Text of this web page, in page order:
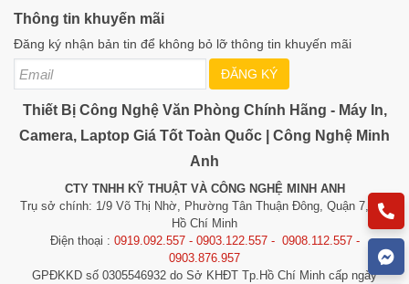
Pin
5200mAh (120
ngày)
Không có pin Không có pin
Lưu trữ
microSD
(256GB), Cloud
Thẻ nhớ
microSD
(128GB), Cloud
microSD
(128GB), Cloud
Kết nối
Wi-Fi Wi-Fi
Wi-Fi
IP67
Lý Do Nên Chọn Camera EZVIZ CB3 2MP
Thông tin khuyến mãi
Đăng ký nhận bản tin để không bỏ lỡ thông tin khuyến mãi
ĐĂNG KÝ
Thiết Bị Công Nghệ Văn Phòng Chính Hãng - Máy In,
Camera, Laptop Giá Tốt Toàn Quốc | Công Nghệ Minh
Anh
CTY TNHH KỸ THUẬT VÀ CÔNG NGHỆ MINH ANH
Trụ sở chính: 1/9 Võ Thị Nhờ, Phường Tân Thuận Đông, Quận 7, TP.
Hồ Chí Minh
Điện thoại : 0919.092.557 - 0903.122.557 - 0908.112.557 -
0903.876.957
GPĐKKD số 0305546932 do Sở KHĐT Tp.Hồ Chí Minh cấp ngày